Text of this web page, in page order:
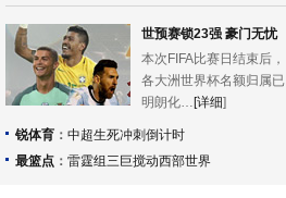
世预赛锁23强 豪门无忧
本次FIFA比赛日结束后，
各大洲世界杯名额归属已
明朗化… [详细]
锐体育 ： 中超生死冲刺倒计时
最篮点 ： 雷霆组三巨搅动西部世界